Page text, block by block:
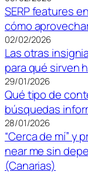
SERP features
cómo
02/02/2026
Las otras
para qué sirven
29/01/2026
Qué tipo de
búsquedas
28/01/2026
“Cerca de mí” y
near me sin
(Canarias)